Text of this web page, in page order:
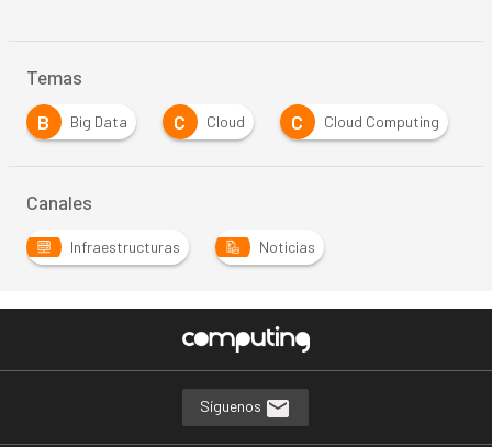
Temas
B
Big Data C Cloud C Cloud Computing
Canales
Infraestructuras Noticias
Síguenos